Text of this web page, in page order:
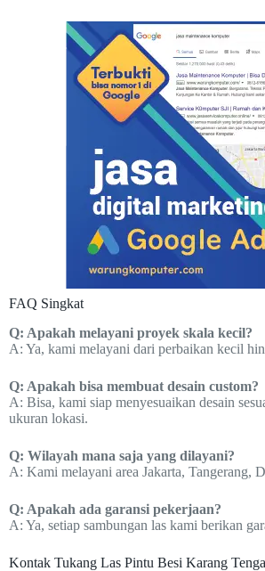
FAQ Singkat
Q: Apakah melayani proyek skala kecil?
A: Ya, kami melayani dari perbaikan kecil
Q: Apakah bisa membuat desain custom?
A: Bisa, kami siap menyesuaikan desain
ukuran lokasi.
Q: Wilayah mana saja yang dilayani?
A: Kami melayani area Jakarta, Tangerang,
Q: Apakah ada garansi pekerjaan?
A: Ya, setiap sambungan las kami berikan
Kontak Tukang Las Pintu Besi Karang